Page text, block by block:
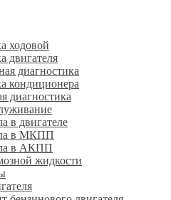
ходовой
двигателя
диагностика
кондиционера
диагностика
в двигателе
в МКПП
в АКПП
жидкости